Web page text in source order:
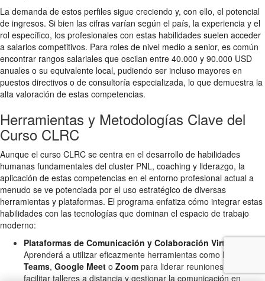
La demanda de estos perfiles sigue creciendo y, con ello, el potencial
de ingresos. Si bien las cifras varían según el país, la experiencia y el
rol específico, los profesionales con estas habilidades suelen acceder
a salarios competitivos. Para roles de nivel medio a senior, es común
encontrar rangos salariales que oscilan entre 40.000 y 90.000 USD
anuales o su equivalente local, pudiendo ser incluso mayores en
puestos directivos o de consultoría especializada, lo que demuestra la
alta valoración de estas competencias.
Herramientas y Metodologías Clave del
Curso CLRC
Aunque el curso CLRC se centra en el desarrollo de habilidades
humanas fundamentales del cluster PNL, coaching y liderazgo, la
aplicación de estas competencias en el entorno profesional actual a
menudo se ve potenciada por el uso estratégico de diversas
herramientas y plataformas. El programa enfatiza cómo integrar estas
habilidades con las tecnologías que dominan el espacio de trabajo
moderno:
Plataformas de Comunicación y Colaboración Virtual:
Aprenderá a utilizar eficazmente herramientas como Microsoft
Teams, Google Meet o Zoom para liderar reuniones virtuales,
facilitar talleres a distancia y gestionar la comunicación en